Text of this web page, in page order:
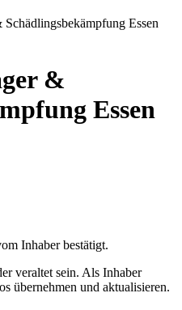
Essen
&
Essen
Inhaber bestätigt.
veraltet sein. Als Inhaber
übernehmen und aktualisieren.